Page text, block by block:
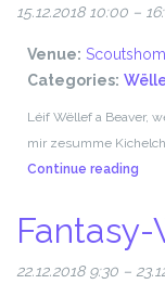
15.12.2018 10:00 –
Venue:
Categories:
Léif Wëllef a Beaver,
mir zesumme
Continue reading
22.12.2018 9:30 –